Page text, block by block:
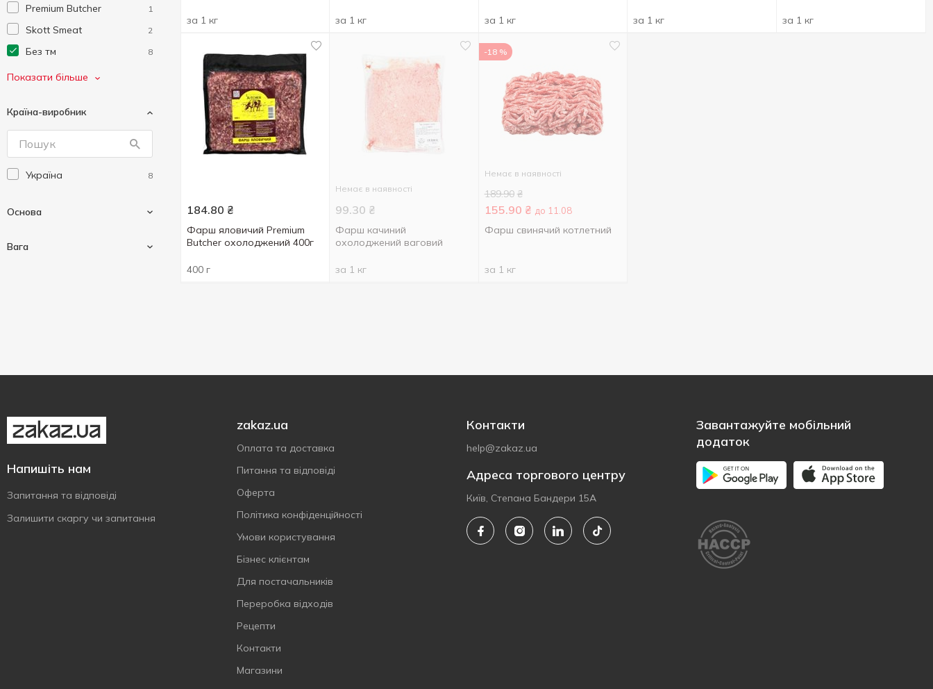
Premium Butcher 1
Skott Smeat 2
Без тм 8
Глобино
Наша Ряба 2
Інделіка
Показати більше
Країна-виробник
Україна 8
Основа
Вага
за 1 кг за 1 кг за 1 кг за 1 кг за 1 кг
184.80 ₴
Фарш яловичий Premium
Butcher охолоджений 400г
400 г
Немає в наявності
99.30 ₴
Фарш качиний
охолоджений ваговий
за 1 кг
-18 %
Немає в наявності
189.90 ₴
155.90 ₴ до 11.08
Фарш свинячий котлетний
за 1 кг
Напишіть нам
Запитання та відповіді
Залишити скаргу чи запитання
zakaz.ua
Оплата та доставка
Питання та відповіді
Оферта
Політика конфіденційності
Умови користування
Бізнес клієнтам
Для постачальників
Переробка відходів
Рецепти
Контакти
Магазини
Контакти
help@zakaz.ua
Адреса торгового центру
Київ, Степана Бандери 15А
Завантажуйте мобільний
додаток